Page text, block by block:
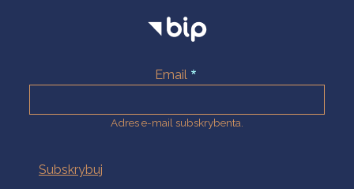
Email
Adres e-mail subskrybenta.